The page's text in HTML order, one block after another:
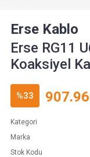
Erse Kablo
Erse RG11
Koaksiyel
%33
Kategori
Marka
Stok Kodu